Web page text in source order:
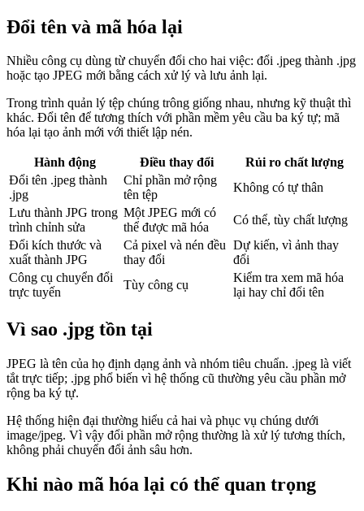
Đổi tên và mã hóa lại
Nhiều công cụ dùng từ chuyển đổi cho hai việc: đổi .jpeg thành .jpg
hoặc tạo JPEG mới bằng cách xử lý và lưu ảnh lại.
Trong trình quản lý tệp chúng trông giống nhau, nhưng kỹ thuật thì
khác. Đổi tên để tương thích với phần mềm yêu cầu ba ký tự; mã
hóa lại tạo ảnh mới với thiết lập nén.
Hành động Điều thay đổi
Rủi ro chất lượng
Đổi tên .jpeg thành
.jpg
Chỉ phần mở rộng
tên tệp
Không có tự thân
Lưu thành JPG trong
trình chỉnh sửa
Một JPEG mới có
thể được mã hóa
Có thể, tùy chất lượng
Đổi kích thước và
xuất thành JPG
Cả pixel và nén đều
thay đổi
Dự kiến, vì ảnh thay
đổi
Công cụ chuyển đổi
trực tuyến
Tùy công cụ
Kiểm tra xem mã hóa
lại hay chỉ đổi tên
Vì sao .jpg tồn tại
JPEG là tên của họ định dạng ảnh và nhóm tiêu chuẩn. .jpeg là viết
tắt trực tiếp; .jpg phổ biến vì hệ thống cũ thường yêu cầu phần mở
rộng ba ký tự.
Hệ thống hiện đại thường hiểu cả hai và phục vụ chúng dưới
image/jpeg. Vì vậy đổi phần mở rộng thường là xử lý tương thích,
không phải chuyển đổi ảnh sâu hơn.
Khi nào mã hóa lại có thể quan trọng